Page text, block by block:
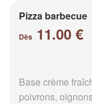
Pizza barbecue
Dès 11.00 €
Base crème
poivrons,